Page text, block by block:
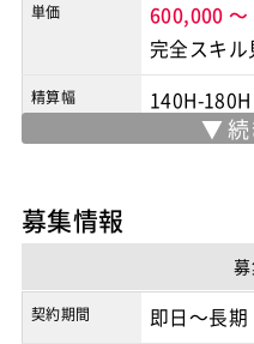
単価 600,000 ～
完全スキル
精算幅 140H-180H
勤務地 フルリモ
契約形態
募集情報
契約期間 即日～長期